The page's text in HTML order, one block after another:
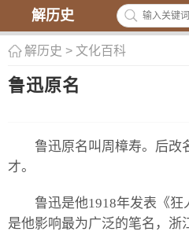
解历史
解历史 > 文化百科
鲁迅原名
鲁迅原名叫周樟寿。后改
才。
鲁迅是他1918年发表《
是他影响最为广泛的笔名，浙